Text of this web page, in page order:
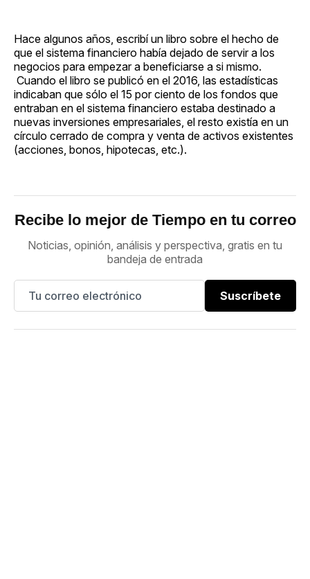
Hace algunos años, escribí un libro sobre el hecho de
que el sistema financiero había dejado de servir a los
negocios para empezar a beneficiarse a si mismo.
Cuando el libro se publicó en el 2016, las estadísticas
indicaban que sólo el 15 por ciento de los fondos que
entraban en el sistema financiero estaba destinado a
nuevas inversiones empresariales, el resto existía en un
círculo cerrado de compra y venta de activos existentes
(acciones, bonos, hipotecas, etc.).
Recibe lo mejor de Tiempo en tu correo
Noticias, opinión, análisis y perspectiva, gratis en tu
bandeja de entrada
Suscríbete